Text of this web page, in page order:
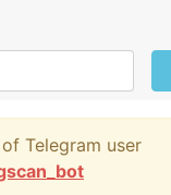
Telegram user